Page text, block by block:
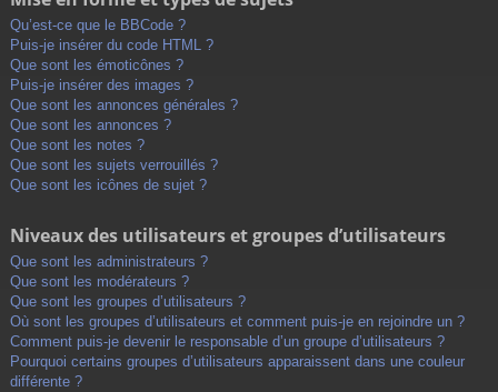
Qu’est-ce que le BBCode ?
Puis-je insérer du code HTML ?
Que sont les émoticônes ?
Puis-je insérer des images ?
Que sont les annonces générales ?
Que sont les annonces ?
Que sont les notes ?
Que sont les sujets verrouillés ?
Que sont les icônes de sujet ?
Niveaux des utilisateurs et groupes d’utilisateurs
Que sont les administrateurs ?
Que sont les modérateurs ?
Que sont les groupes d’utilisateurs ?
Où sont les groupes d’utilisateurs et comment puis-je en rejoindre un ?
Comment puis-je devenir le responsable d’un groupe d’utilisateurs ?
Pourquoi certains groupes d’utilisateurs apparaissent dans une couleur
différente ?